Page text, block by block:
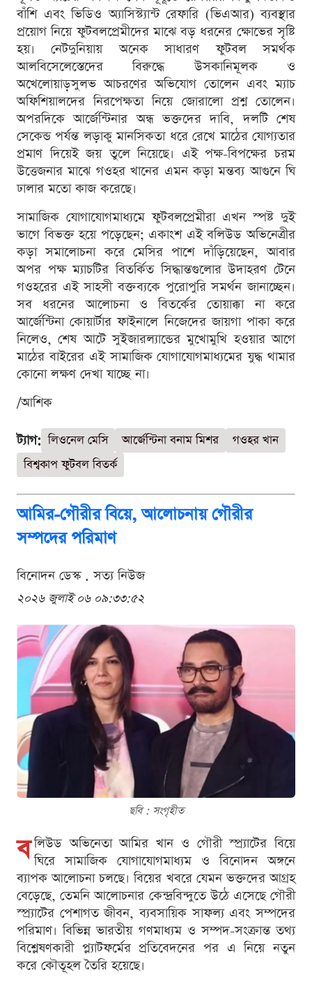
বাঁশি এবং ভিডিও অ্যাসিস্ট্যান্ট রেফারি (ভিএআর) ব্যবস্থার
প্রয়োগ নিয়ে ফুটবলপ্রেমীদের মাঝে বড় ধরনের ক্ষোভের সৃষ্টি
হয়। নেটদুনিয়ায় অনেক সাধারণ ফুটবল সমর্থক
আলবিসেলেস্তেদের বিরুদ্ধে উসকানিমূলক ও
অখেলোয়াড়সুলভ আচরণের অভিযোগ তোলেন এবং ম্যাচ
অফিশিয়ালদের নিরপেক্ষতা নিয়ে জোরালো প্রশ্ন তোলেন।
অপরদিকে আর্জেন্টিনার অন্ধ ভক্তদের দাবি, দলটি শেষ
সেকেন্ড পর্যন্ত লড়াকু মানসিকতা ধরে রেখে মাঠের যোগ্যতার
প্রমাণ দিয়েই জয় তুলে নিয়েছে। এই পক্ষ-বিপক্ষের চরম
উত্তেজনার মাঝে গওহর খানের এমন কড়া মন্তব্য আগুনে ঘি
ঢালার মতো কাজ করেছে।
সামাজিক যোগাযোগমাধ্যমে ফুটবলপ্রেমীরা এখন স্পষ্ট দুই
ভাগে বিভক্ত হয়ে পড়েছেন; একাংশ এই বলিউড অভিনেত্রীর
কড়া সমালোচনা করে মেসির পাশে দাঁড়িয়েছেন, আবার
অপর পক্ষ ম্যাচটির বিতর্কিত সিদ্ধান্তগুলোর উদাহরণ টেনে
গওহরের এই সাহসী বক্তব্যকে পুরোপুরি সমর্থন জানাচ্ছেন।
সব ধরনের আলোচনা ও বিতর্কের তোয়াক্কা না করে
আর্জেন্টিনা কোয়ার্টার ফাইনালে নিজেদের জায়গা পাকা করে
নিলেও, শেষ আটে সুইজারল্যান্ডের মুখোমুখি হওয়ার আগে
মাঠের বাইরের এই সামাজিক যোগাযোগমাধ্যমের যুদ্ধ থামার
কোনো লক্ষণ দেখা যাচ্ছে না।
/আশিক
ট্যাগ: লিওনেল মেসি আর্জেন্টিনা বনাম মিশর
গওহর খান
বিশ্বকাপ ফুটবল বিতর্ক
আমির-গৌরীর বিয়ে, আলোচনায় গৌরীর
সম্পদের পরিমাণ
বিনোদন ডেস্ক . সত্য নিউজ
২০২৬ জুলাই ০৬ ০৯:৩৩:৫২
ছবি : সংগৃহীত
ব লিউড অভিনেতা আমির খান ও গৌরী স্প্র্যাটের বিয়ে
ঘিরে সামাজিক যোগাযোগমাধ্যম ও বিনোদন অঙ্গনে
ব্যাপক আলোচনা চলছে। বিয়ের খবরে যেমন ভক্তদের আগ্রহ
বেড়েছে, তেমনি আলোচনার কেন্দ্রবিন্দুতে উঠে এসেছে গৌরী
স্প্র্যাটের পেশাগত জীবন, ব্যবসায়িক সাফল্য এবং সম্পদের
পরিমাণ। বিভিন্ন ভারতীয় গণমাধ্যম ও সম্পদ-সংক্রান্ত তথ্য
বিশ্লেষণকারী প্ল্যাটফর্মের প্রতিবেদনের পর এ নিয়ে নতুন
করে কৌতূহল তৈরি হয়েছে।